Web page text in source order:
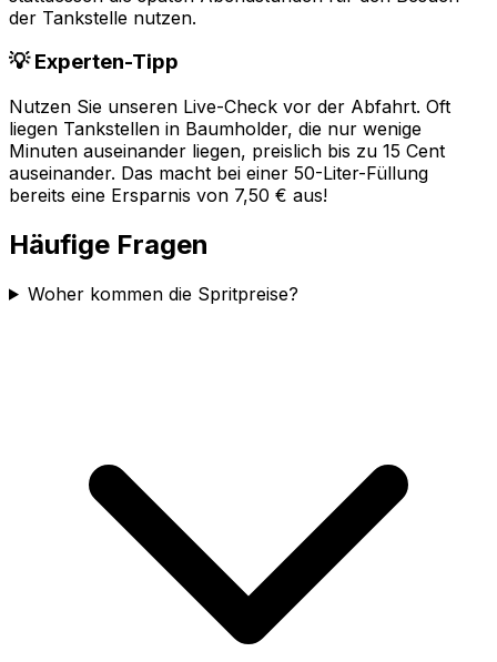
der Tankstelle nutzen.
💡 Experten-Tipp
Nutzen Sie unseren Live-Check vor der Abfahrt. Oft
liegen Tankstellen in Baumholder, die nur wenige
Minuten auseinander liegen, preislich bis zu 15 Cent
auseinander. Das macht bei einer 50-Liter-Füllung
bereits eine Ersparnis von 7,50 € aus!
Häufige Fragen
Woher kommen die Spritpreise?